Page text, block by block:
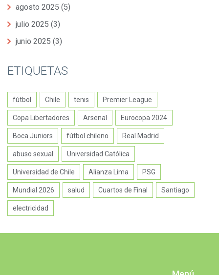
agosto 2025 (5)
julio 2025 (3)
junio 2025 (3)
ETIQUETAS
fútbol Chile tenis Premier League
Copa Libertadores Arsenal Eurocopa 2024
Boca Juniors fútbol chileno Real Madrid
abuso sexual Universidad Católica
Universidad de Chile Alianza Lima PSG
Mundial 2026 salud Cuartos de Final Santiago
electricidad